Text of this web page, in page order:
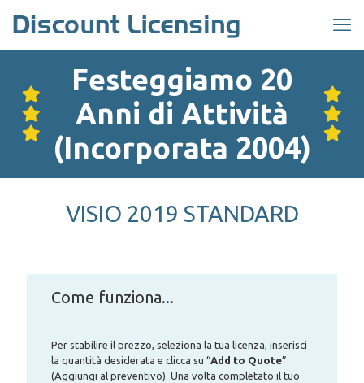
Festeggiamo 20
Anni di Attività
(Incorporata 2004)
VISIO 2019 STANDARD
Come funziona...
Per stabilire il prezzo, seleziona la tua licenza, inserisci
la quantità desiderata e clicca su “Add to Quote”
(Aggiungi al preventivo). Una volta completato il tuo